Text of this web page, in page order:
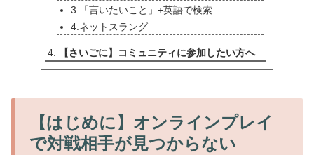
3.「言いたいこと」+英語で検索
4.ネットスラング
【さいごに】コミュニティに参加したい方へ
【はじめに】オンラインプレイ
で対戦相手が見つからない